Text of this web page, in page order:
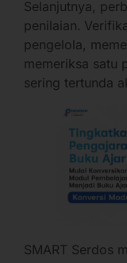
Selanjutnya,
penilaian.
pengelola,
memeriksa satu
sering tertunda
SMART Serdos